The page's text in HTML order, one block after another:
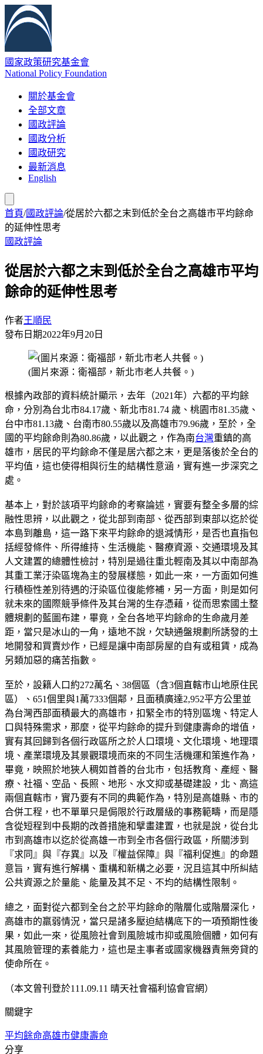
國家政策研究基金會
National Policy Foundation
關於基金會
全部文章
國政評論
國政分析
國政研究
最新消息
English
首頁/國政評論/從居於六都之末到低於全台之高雄市平均餘命
的延伸性思考
國政評論
從居於六都之末到低於全台之高雄市平均
餘命的延伸性思考
作者王順民
發布日期2022年9月20日
(圖片來源：衛福部，新北市老人共餐。)
根據內政部的資料統計顯示，去年（2021年）六都的平均餘
命，分別為台北市84.17歲、新北市81.74 歲、桃園市81.35歲、
台中市81.13歲、台南市80.55歲以及高雄市79.96歲，至於，全
國的平均餘命則為80.86歲，以此觀之，作為南台灣重鎮的高
雄市，居民的平均餘命不僅是居六都之末，更是落後於全台的
平均值，這也使得相與衍生的結構性意涵，實有進一步深究之
處。
基本上，對於該項平均餘命的考察論述，實要有整全多層的綜
融性思辨，以此觀之，從北部到南部、從西部到東部以迄於從
本島到離島，這一路下來平均餘命的退減情形，是否也直指包
括經發條件、所得維持、生活機能、醫療資源、交通環境及其
人文建置的總體性檢討，特別是過往重北輕南及其以中南部為
其重工業汙染區塊為主的發展樣態，如此一來，一方面如何進
行積極性差別待遇的汙染區位復能修補，另一方面，則是如何
就未來的國際競爭條件及其台灣的生存憑藉，從而思索國土整
體規劃的藍圖布建，畢竟，全台各地平均餘命的生命歲月差
距，當只是冰山的一角，遠地不說，欠缺通盤規劃所誘發的土
地開發和買賣炒作，已經是讓中南部房屋的自有或租賃，成為
另類加惡的痛苦指數。
至於，設籍人口約272萬名、38個區（含3個直轄市山地原住民
區）、651個里與1萬7333個鄰，且面積廣達2,952平方公里並
為台灣西部面積最大的高雄市，扣緊全市的特別區塊、特定人
口與特殊需求，那麼，從平均餘命的提升到健康壽命的增值，
實有其回歸到各個行政區所之於人口環境、文化環境、地理環
境、產業環境及其景觀環境而來的不同生活機運和策進作為，
畢竟，映照於地狹人稠如首善的台北市，包括教育、產經、醫
療、社福、空品、長照、地形、水文抑或基礎建設，北、高這
兩個直轄市，實乃要有不同的典範作為，特別是高雄縣、市的
合併工程，也不單單只是侷限於行政層級的事務範疇，而是隱
含從短程到中長期的改善措施和擘畫建置，也就是說，從台北
市到高雄市以迄於從高雄一市到全市各個行政區，所關涉到
『求同』與『存異』以及『權益保障』與『福利促進』的命題
意旨，實有進行解構、重構和新構之必要，況且這其中所糾結
公共資源之於量能、能量及其不足、不均的結構性限制。
總之，面對從六都到全台之於平均餘命的階層化或階層深化，
高雄市的羸弱情況，當只是諸多壓迫結構底下的一項預期性後
果，如此一來，從風險社會到風險城市抑或風險個體，如何有
其風險管理的素養能力，這也是主事者或國家機器責無旁貸的
使命所在。
（本文曾刊登於111.09.11 晴天社會福利協會官網）
關鍵字
平均餘命高雄市健康壽命
分享